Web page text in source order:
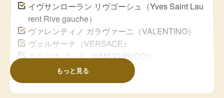
イヴサンローラン リヴゴーシュ（Yves Saint Lau
rent Rive gauche）
ヴァレンティノ ガラヴァーニ（VALENTINO）
ヴェルサーチ（VERSACE）
エミリオ プッチ（EMILIO PUCCI）
エルメス（HERMES）
カルティエ（Cartier）
クロエ（Chloe）
もっと見る